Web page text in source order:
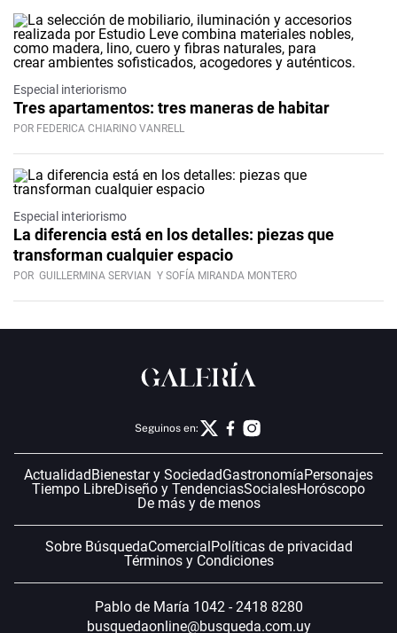
Especial interiorismo
Tres apartamentos: tres maneras de habitar
POR FEDERICA CHIARINO VANRELL
Especial interiorismo
La diferencia está en los detalles: piezas que
transforman cualquier espacio
POR GUILLERMINA SERVIAN Y SOFÍA MIRANDA MONTERO
Seguinos en:
Actualidad Bienestar y SociedadGastronomíaPersonajes
Tiempo LibreDiseño y TendenciasSocialesHoróscopo
De más y de menos
Sobre BúsquedaComercial Políticas de privacidad
Términos y Condiciones
Pablo de María 1042 - 2418 8280
busquedaonline@busqueda.com.uy